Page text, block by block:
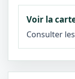
Voir la
Consulter